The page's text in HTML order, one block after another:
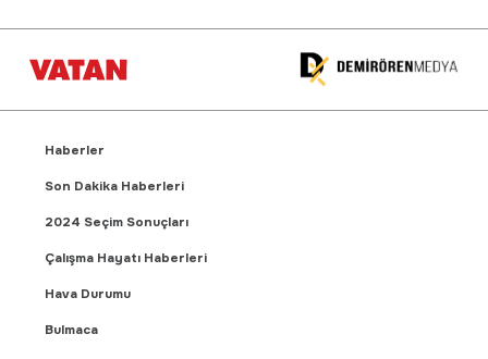
Haberler
Son Dakika Haberleri
2024 Seçim Sonuçları
Çalışma Hayatı Haberleri
Hava Durumu
Bulmaca